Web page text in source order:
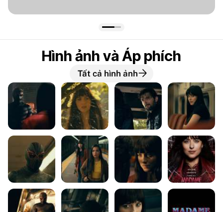
Hình ảnh và Áp phích
Tất cả hình ảnh